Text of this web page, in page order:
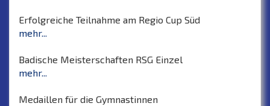
Erfolgreiche Teilnahme am Regio Cup Süd
mehr...
Badische Meisterschaften RSG Einzel
mehr...
Medaillen für die Gymnastinnen